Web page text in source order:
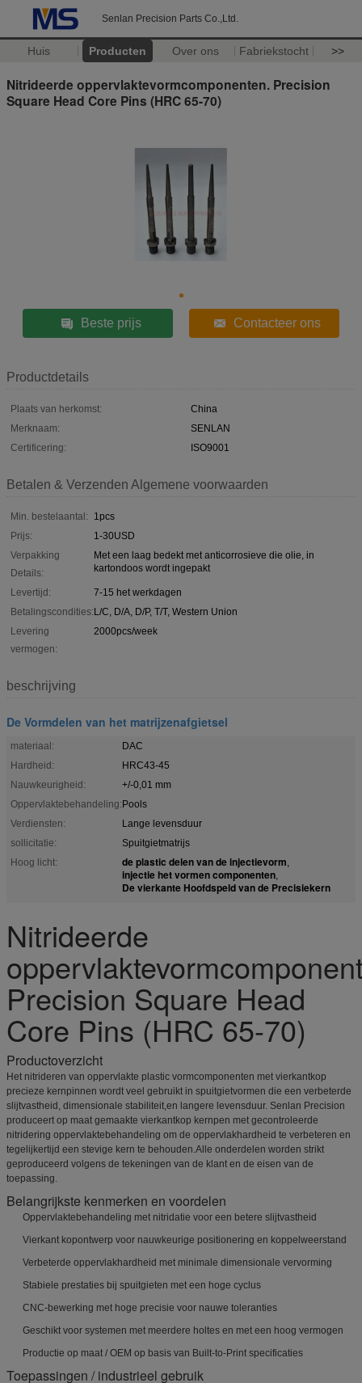
Senlan Precision Parts Co.,Ltd.
Huis Producten Over ons Fabriekstocht >>
Nitrideerde oppervlaktevormcomponenten. Precision
Square Head Core Pins (HRC 65-70)
Beste prijs Contacteer ons
Productdetails
Plaats van herkomst:
China
Merknaam:
SENLAN
Certificering:
ISO9001
Betalen & Verzenden Algemene voorwaarden
Min. bestelaantal:
1pcs
Prijs:
1-30USD
Verpakking
Details:
Met een laag bedekt met anticorrosieve die olie, in
kartondoos wordt ingepakt
Levertijd:
7-15 het werkdagen
Betalingscondities:L/C, D/A, D/P, T/T, Western Union
Levering
vermogen:
2000pcs/week
beschrijving
De Vormdelen van het matrijzenafgietsel
materiaal:
DAC
Hardheid:
HRC43-45
Nauwkeurigheid:
+/-0,01 mm
Oppervlaktebehandeling:Pools
Verdiensten:
Lange levensduur
sollicitatie:
Spuitgietmatrijs
Hoog licht:
de plastic delen van de injectievorm,
injectie het vormen componenten,
De vierkante Hoofdspeld van de Precisiekern
Nitrideerde
Precision Square Head
Core Pins (HRC 65-70)
Productoverzicht
Het nitrideren van oppervlakte plastic vormcomponenten met vierkantkop
precieze kernpinnen wordt veel gebruikt in spuitgietvormen die een verbeterde
slijtvastheid, dimensionale stabiliteit,en langere levensduur. Senlan Precision
produceert op maat gemaakte vierkantkop kernpen met gecontroleerde
nitridering oppervlaktebehandeling om de oppervlakhardheid te verbeteren en
tegelijkertijd een stevige kern te behouden.Alle onderdelen worden strikt
geproduceerd volgens de tekeningen van de klant en de eisen van de
toepassing.
Belangrijkste kenmerken en voordelen
Oppervlaktebehandeling met nitridatie voor een betere slijtvastheid
Vierkant kopontwerp voor nauwkeurige positionering en koppelweerstand
Verbeterde oppervlakhardheid met minimale dimensionale vervorming
Stabiele prestaties bij spuitgieten met een hoge cyclus
CNC-bewerking met hoge precisie voor nauwe toleranties
Geschikt voor systemen met meerdere holtes en met een hoog vermogen
Productie op maat / OEM op basis van Built-to-Print specificaties
Toepassingen / industrieel gebruik